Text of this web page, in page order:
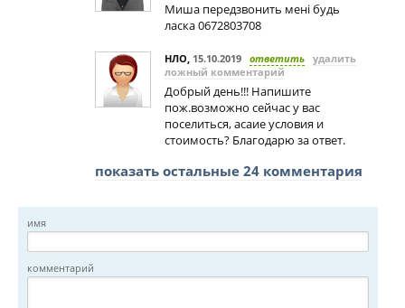
Миша передзвонить мені будь
ласка 0672803708
НЛО, 15.10.2019 ответить удалить
ложный комментарий
Добрый день!!! Напишите
пож.возможно сейчас у вас
поселиться, асаие условия и
стоимость? Благодарю за ответ.
показать остальные 24 комментария
имя
комментарий